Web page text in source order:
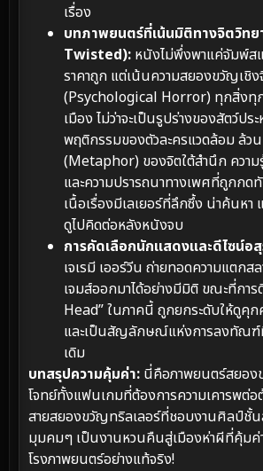
เรื่อง
บทภาพยนตร์ที่เน้นมิติทางจิตวิท
Twisted): หนังไม่พึ่งพาแค่จัมพ์ส
ราคาถูก แต่เน้นความสยองขวัญเชิง
(Psychological Horror) ทุกสิ่งทุ
เมือง ไม่ว่าจะเป็นรูปร่างของสัตว์ปร
พฤติกรรมของตัวละครแวดล้อม ล้ว
(Metaphor) ของจิตใต้สำนึก ควา
และความปรารถนาทางเพศที่ถูกกด
เนื้อเรื่องมีเลเยอร์ที่ลึกซึ้ง น่าค้นหา
ดูไปคิดต่อหลังหนังจบ
การคัดเลือกนักแสดงและดีไซน์อ
เจเรมี เออร์วีน ถ่ายทอดความแตกส
เจมส์ออกมาได้อย่างมีมิติ ขณะที่กา
Head” ในภาคนี้ ถูกยกระดับให้ดูคุก
และเป็นสัญลักษณ์แห่งการลงทัณฑ์
เดิม
บทสรุปความคุ้มค่า: นี่คือภาพยนตร์สยอ
โจทย์ทั้งแฟนเกมที่ต้องการความเคารพต่
สายสยองขวัญทริลเลอร์ที่ชอบงานศิลป์ชั้
มุมคมๆ เป็นงานหวนคืนสู่เมืองห่าผีที่คุ้มค่
โรงภาพยนตร์อย่างแท้จริง!